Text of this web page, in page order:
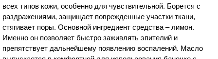
всех типов кожи, особенно для чувствительной. Борется с
раздражениями, защищает поврежденные участки ткани,
стягивает поры. Основной ингредиент средства – лимон.
Именно он позволяет быстро заживлять эпителий и
препятствует дальнейшему появлению воспалений. Масло